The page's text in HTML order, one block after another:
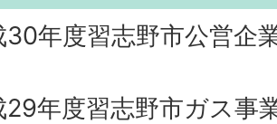
30年度習志野市公営企
29年度習志野市ガス事